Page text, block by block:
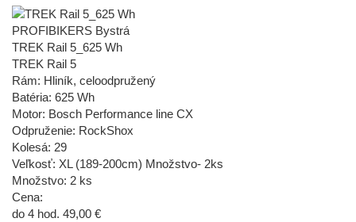
PROFIBIKERS Bystrá
TREK Rail 5_625 Wh
TREK Rail 5
Rám: Hliník, celoodpružený
Batéria: 625 Wh
Motor: Bosch Performance line CX
Odpruženie: RockShox
Kolesá: 29
Veľkosť: XL (189-200cm) Množstvo- 2ks
Množstvo: 2 ks
Cena:
do 4 hod. 49,00 €